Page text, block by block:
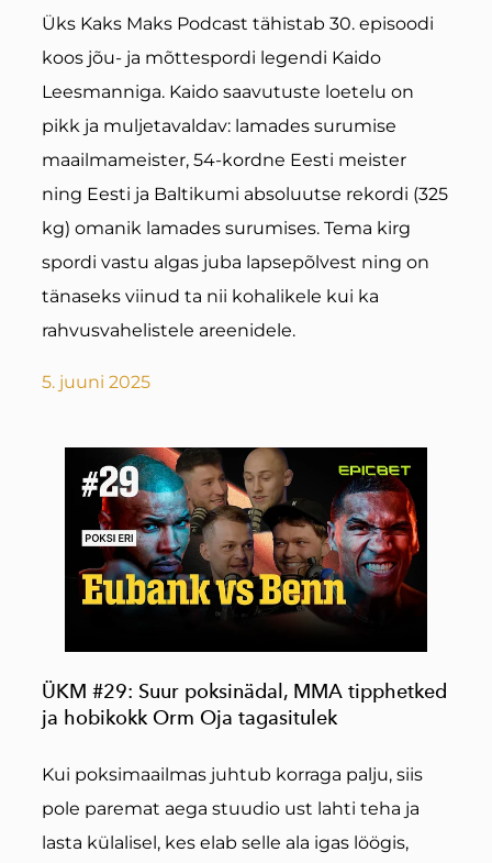
Üks Kaks Maks Podcast tähistab 30. episoodi
koos jõu- ja mõttespordi legendi Kaido
Leesmanniga. Kaido saavutuste loetelu on
pikk ja muljetavaldav: lamades surumise
maailmameister, 54-kordne Eesti meister
ning Eesti ja Baltikumi absoluutse rekordi (325
kg) omanik lamades surumises. Tema kirg
spordi vastu algas juba lapsepõlvest ning on
tänaseks viinud ta nii kohalikele kui ka
rahvusvahelistele areenidele.
5. juuni 2025
ÜKM #29: Suur poksinädal, MMA tipphetked
ja hobikokk Orm Oja tagasitulek
Kui poksimaailmas juhtub korraga palju, siis
pole paremat aega stuudio ust lahti teha ja
lasta külalisel, kes elab selle ala igas löögis,